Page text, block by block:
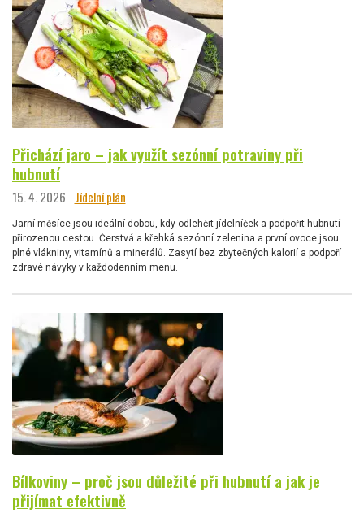
Přichází jaro – jak využít sezónní potraviny při
hubnutí
15. 4. 2026 Jídelní plán
Jarní měsíce jsou ideální dobou, kdy odlehčit jídelníček a podpořit hubnutí
přirozenou cestou. Čerstvá a křehká sezónní zelenina a první ovoce jsou
plné vlákniny, vitamínů a minerálů. Zasytí bez zbytečných kalorií a podpoří
zdravé návyky v každodenním menu.
Bílkoviny – proč jsou důležité při hubnutí a jak je
přijímat efektivně